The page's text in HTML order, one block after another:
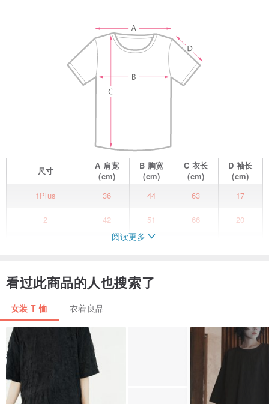
尺寸 A 肩宽
(cm)
B 胸宽
(cm)
C衣长
(cm)
D袖长
(cm)
1Plus
36 44 63 17
2 42 51 66 20
/ 素材 : 棉 100%
/ 尺寸：MEN / WOMEN
/
采用具扎实素材感的棉质布料
阅读更多
看过此商品的人也搜索了
女装 T 恤 衣着良品